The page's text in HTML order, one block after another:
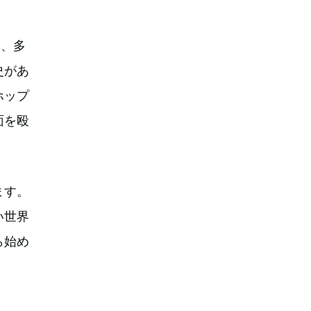
多
があ
ップ
を殴
。
世界
始め